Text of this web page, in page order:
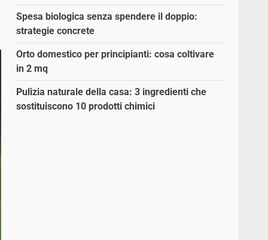
Spesa biologica senza spendere il doppio:
strategie concrete
Orto domestico per principianti: cosa coltivare
in 2 mq
Pulizia naturale della casa: 3 ingredienti che
sostituiscono 10 prodotti chimici